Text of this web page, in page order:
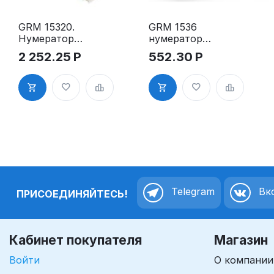
GRM 15320.
Нумератор
20-ти
разрядный,
ленточный, 3
мм
2 252.25 Р
GRM 1536
нумератор
ленточный, 6
разрядов,выс
ота шрифта 3
мм
552.30 Р
ПРИСОЕДИНЯЙТЕСЬ! Telegram
Кабинет покупателя
Войти
Магазин
О компании